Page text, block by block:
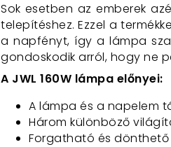
Sok esetben az emberek
telepítéshez. Ezzel a
a napfényt, így a lámpa
gondoskodik arról, hogy ne
A JWL 160W lámpa előnyei:
A lámpa és a napelem
Három különböző
Forgatható és dönthető